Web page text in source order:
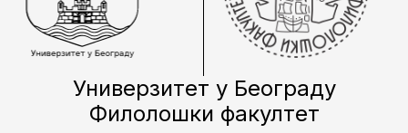
Универзитет у Београду
Филолошки факултет